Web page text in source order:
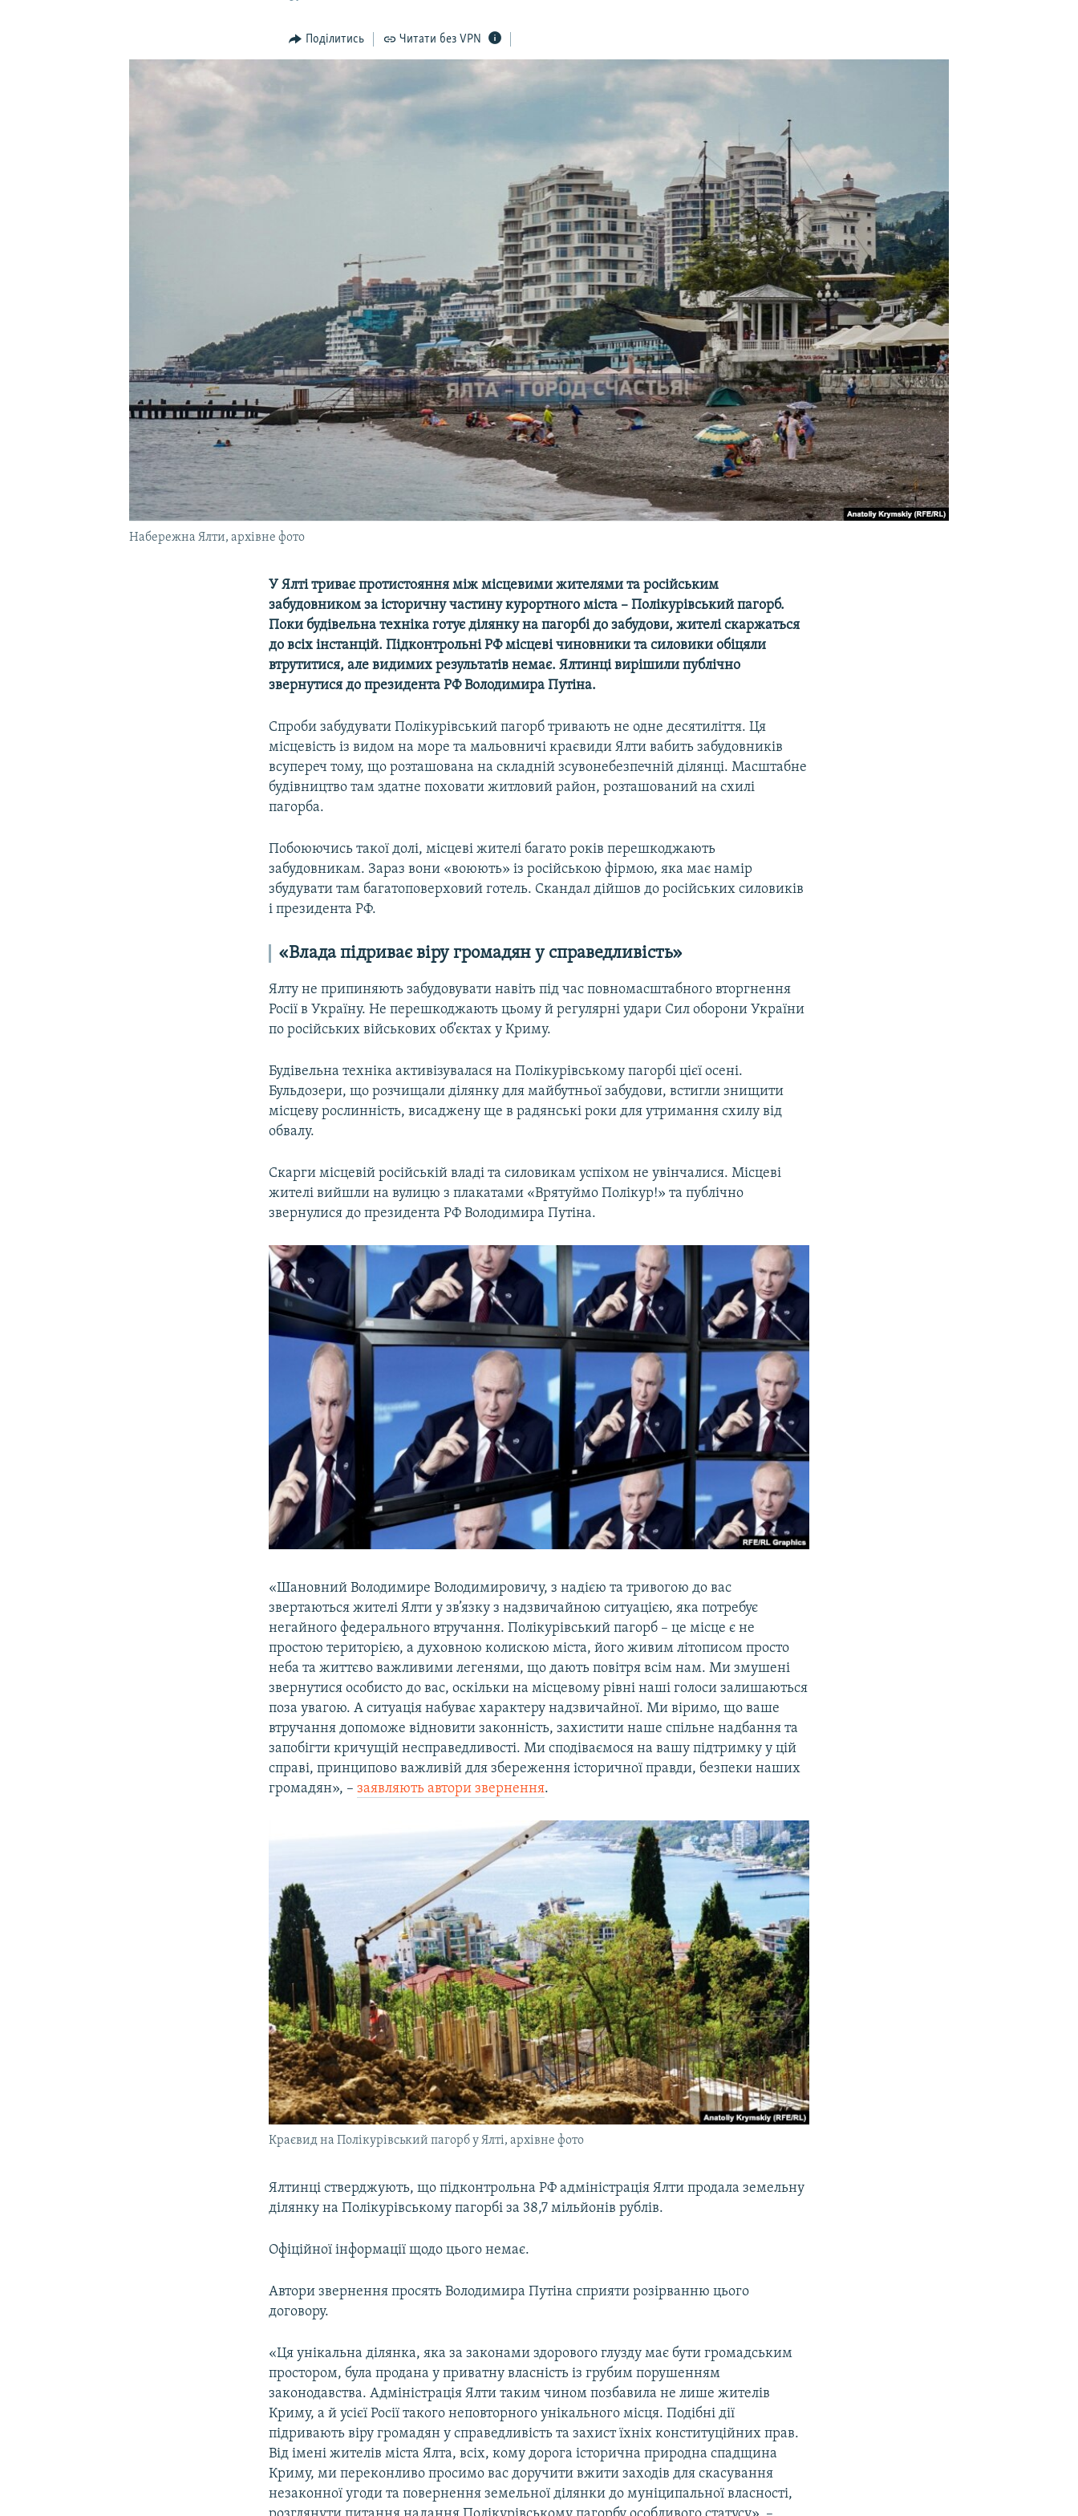
УКРАЇНСЬКА ПРОБЛЕМА КРИМУ
Поділитись Читати без VPN
Набережна Ялти, архівне фото
У Ялті триває протистояння між місцевими жителями та російським
забудовником за історичну частину курортного міста – Полікурівський пагорб.
Поки будівельна техніка готує ділянку на пагорбі до забудови, жителі скаржаться
до всіх інстанцій. Підконтрольні РФ місцеві чиновники та силовики обіцяли
втрутитися, але видимих результатів немає. Ялтинці вирішили публічно
звернутися до президента РФ Володимира Путіна.
Спроби забудувати Полікурівський пагорб тривають не одне десятиліття. Ця
місцевість із видом на море та мальовничі краєвиди Ялти вабить забудовників
всупереч тому, що розташована на складній зсувонебезпечній ділянці. Масштабне
будівництво там здатне поховати житловий район, розташований на схилі
пагорба.
Побоюючись такої долі, місцеві жителі багато років перешкоджають
забудовникам. Зараз вони «воюють» із російською фірмою, яка має намір
збудувати там багатоповерховий готель. Скандал дійшов до російських силовиків
і президента РФ.
«Влада підриває віру громадян у справедливість»
Ялту не припиняють забудовувати навіть під час повномасштабного вторгнення
Росії в Україну. Не перешкоджають цьому й регулярні удари Сил оборони України
по російських військових об’єктах у Криму.
Будівельна техніка активізувалася на Полікурівському пагорбі цієї осені.
Бульдозери, що розчищали ділянку для майбутньої забудови, встигли знищити
місцеву рослинність, висаджену ще в радянські роки для утримання схилу від
обвалу.
Скарги місцевій російській владі та силовикам успіхом не увінчалися. Місцеві
жителі вийшли на вулицю з плакатами «Врятуймо Полікур!» та публічно
звернулися до президента РФ Володимира Путіна.
«Шановний Володимире Володимировичу, з надією та тривогою до вас
звертаються жителі Ялти у зв’язку з надзвичайною ситуацією, яка потребує
негайного федерального втручання. Полікурівський пагорб – це місце є не
простою територією, а духовною колискою міста, його живим літописом просто
неба та життєво важливими легенями, що дають повітря всім нам. Ми змушені
звернутися особисто до вас, оскільки на місцевому рівні наші голоси залишаються
поза увагою. А ситуація набуває характеру надзвичайної. Ми віримо, що ваше
втручання допоможе відновити законність, захистити наше спільне надбання та
запобігти кричущій несправедливості. Ми сподіваємося на вашу підтримку у цій
справі, принципово важливій для збереження історичної правди, безпеки наших
громадян», –заявляють автори звернення.
Краєвид на Полікурівський пагорб у Ялті, архівне фото
Ялтинці стверджують, що підконтрольна РФ адміністрація Ялти продала земельну
ділянку на Полікурівському пагорбі за 38,7 мільйонів рублів.
Офіційної інформації щодо цього немає.
Автори звернення просять Володимира Путіна сприяти розірванню цього
договору.
«Ця унікальна ділянка, яка за законами здорового глузду має бути громадським
простором, була продана у приватну власність із грубим порушенням
законодавства. Адміністрація Ялти таким чином позбавила не лише жителів
Криму, а й усієї Росії такого неповторного унікального місця. Подібні дії
підривають віру громадян у справедливість та захист їхніх конституційних прав.
Від імені жителів міста Ялта, всіх, кому дорога історична природна спадщина
Криму, ми переконливо просимо вас доручити вжити заходів для скасування
незаконної угоди та повернення земельної ділянки до муніципальної власності,